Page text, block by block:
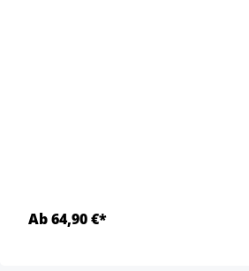
Ab 64,90 €*